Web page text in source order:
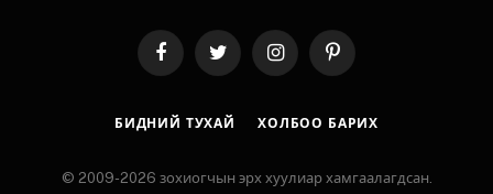
FacebookTwitter InstagramPinterest
БИДНИЙ ТУХАЙ ХОЛБОО БАРИХ
© 2009-2026 зохиогчын эрх хуулиар хамгаалагдсан.